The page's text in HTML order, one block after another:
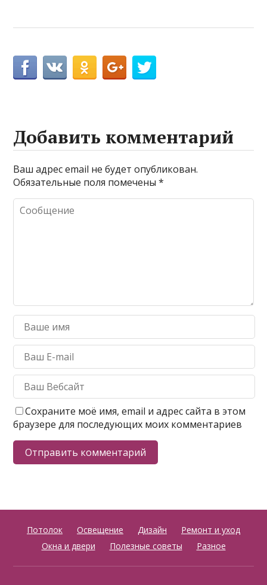
Добавить комментарий
Ваш адрес email не будет опубликован.
Обязательные поля помечены*
Сохраните моё имя, email и адрес сайта в этом
браузере для последующих моих комментариев
Потолок Освещение Дизайн
Ремонт и уход
Окна и двери
Полезные советы Разное